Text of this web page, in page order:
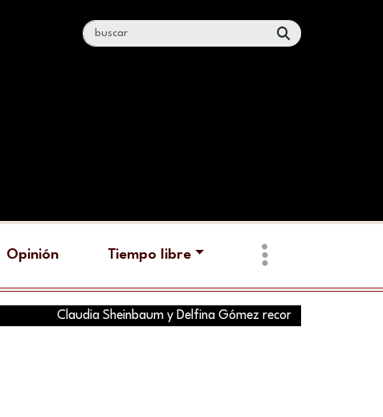
Opinión Tiempo libre
Claudia Sheinbaum y Delfina Gómez recorren hoy tres